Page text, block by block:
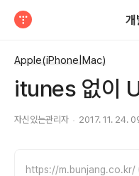
개
Apple(iPhone|Mac)
itunes 없이
자신있는관리자 2017. 11. 24.
https://m.bunjang.co.kr/